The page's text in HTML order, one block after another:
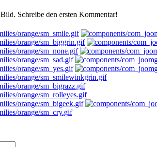
Schreibe den ersten Kommentar!